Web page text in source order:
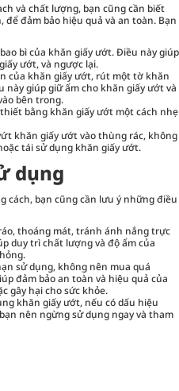
và chất lượng, bạn cũng cần biết
đảm bảo hiệu quả và an toàn. Bạn
bì của khăn giấy ướt. Điều này giúp
ướt, và ngược lại.
của khăn giấy ướt, rút một tờ khăn
này giúp giữ ẩm cho khăn giấy ướt và
bên trong.
bằng khăn giấy ướt một cách nhẹ
khăn giấy ướt vào thùng rác, không
tái sử dụng khăn giấy ướt.
dụng
cách, bạn cũng cần lưu ý những điều
thoáng mát, tránh ánh nắng trực
duy trì chất lượng và độ ẩm của
sử dụng, không nên mua quá
đảm bảo an toàn và hiệu quả của
gây hại cho sức khỏe.
khăn giấy ướt, nếu có dấu hiệu
nên ngừng sử dụng ngay và tham